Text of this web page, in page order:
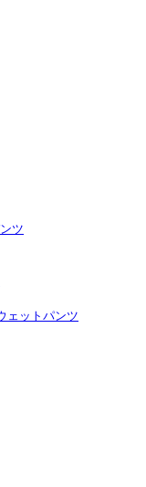
ツ
ェットパンツ